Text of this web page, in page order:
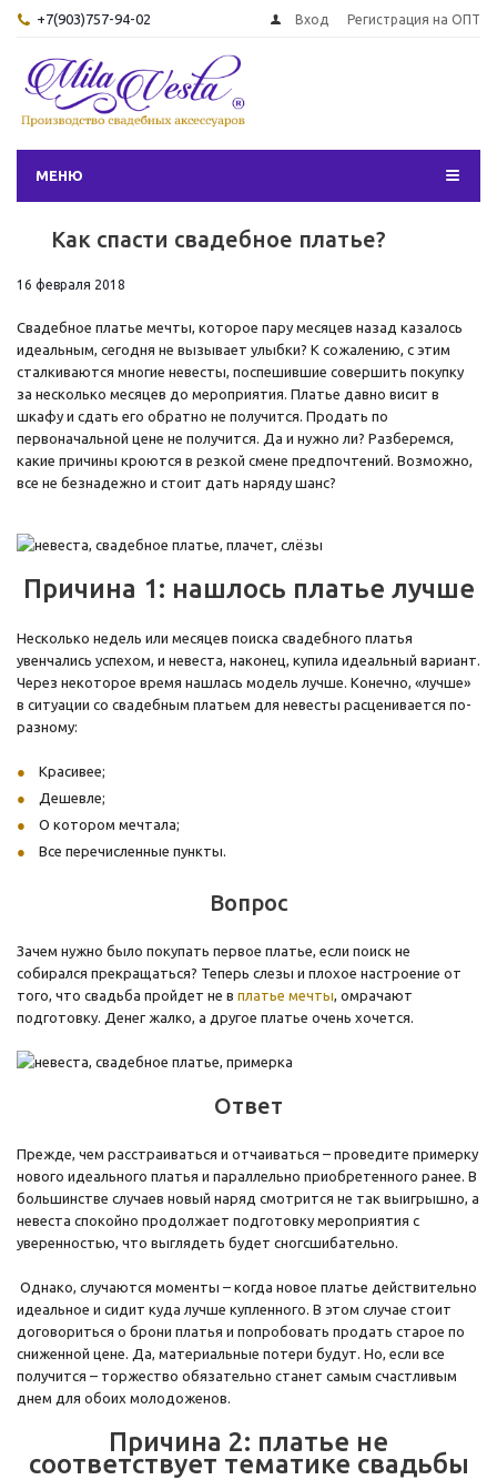
+7(903)757-94-02 Вход Регистрация на ОПТ
МЕНЮ
Как спасти свадебное платье?
16 февраля 2018
Свадебное платье мечты, которое пару месяцев назад казалось
идеальным, сегодня не вызывает улыбки? К сожалению, с этим
сталкиваются многие невесты, поспешившие совершить покупку
за несколько месяцев до мероприятия. Платье давно висит в
шкафу и сдать его обратно не получится. Продать по
первоначальной цене не получится. Да и нужно ли? Разберемся,
какие причины кроются в резкой смене предпочтений. Возможно,
все не безнадежно и стоит дать наряду шанс?
Причина 1: нашлось платье лучше
Несколько недель или месяцев поиска свадебного платья
увенчались успехом, и невеста, наконец, купила идеальный вариант.
Через некоторое время нашлась модель лучше. Конечно, «лучше»
в ситуации со свадебным платьем для невесты расценивается по-
разному:
Красивее;
Дешевле;
О котором мечтала;
Все перечисленные пункты.
Вопрос
Зачем нужно было покупать первое платье, если поиск не
собирался прекращаться? Теперь слезы и плохое настроение от
того, что свадьба пройдет не в платье мечты, омрачают
подготовку. Денег жалко, а другое платье очень хочется.
Ответ
Прежде, чем расстраиваться и отчаиваться – проведите примерку
нового идеального платья и параллельно приобретенного ранее. В
большинстве случаев новый наряд смотрится не так выигрышно, а
невеста спокойно продолжает подготовку мероприятия с
уверенностью, что выглядеть будет сногсшибательно.
Однако, случаются моменты – когда новое платье действительно
идеальное и сидит куда лучше купленного. В этом случае стоит
договориться о брони платья и попробовать продать старое по
сниженной цене. Да, материальные потери будут. Но, если все
получится – торжество обязательно станет самым счастливым
днем для обоих молодоженов.
Причина 2: платье не
соответствует тематике свадьбы